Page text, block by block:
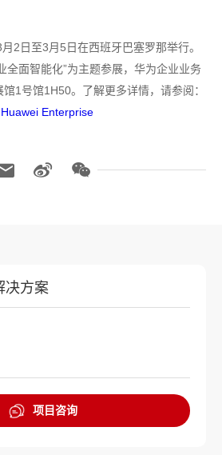
2日至3月5日在西班牙巴塞罗那举行。
全面智能化”为主题参展，华为企业业务
1号馆1H50。了解更多详情，请参阅：
Enterprise
决方案
项目咨询